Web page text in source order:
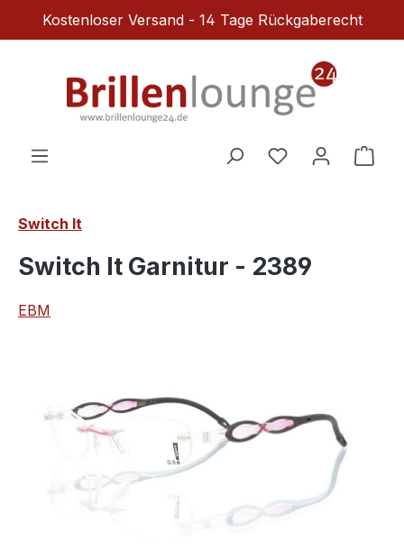
Zum Hauptinhalt springen
Kostenloser Versand - 14 Tage Rückgaberecht
Du hast 0
Switch It
Switch It Garnitur - 2389
EBM